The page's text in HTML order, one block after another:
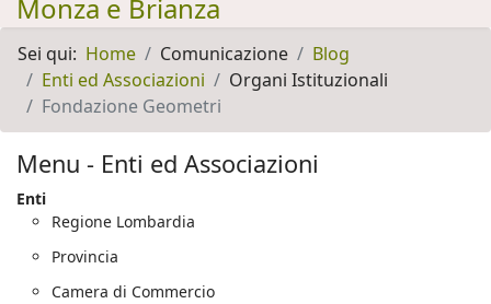
Sei qui: Home Comunicazione
Blog
Enti ed Associazioni
Organi Istituzionali
Fondazione Geometri
Menu - Enti ed Associazioni
Enti
Regione Lombardia
Provincia
Camera di Commercio